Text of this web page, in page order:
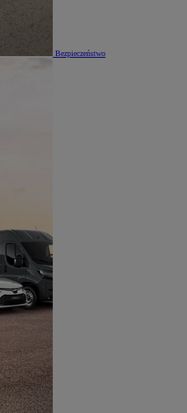
Bezpieczeństwo